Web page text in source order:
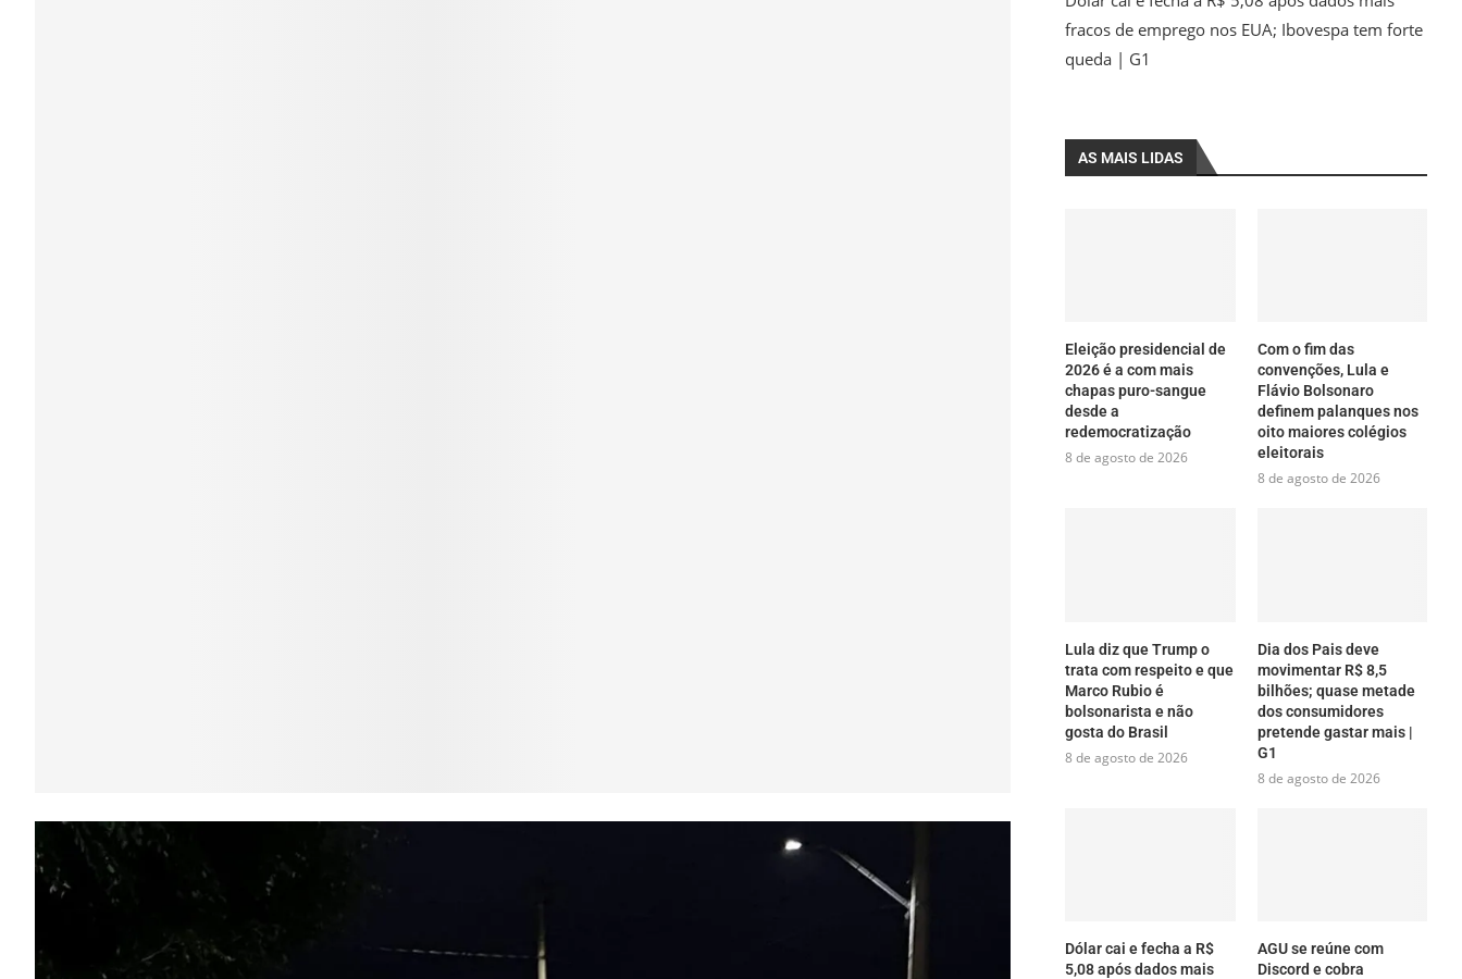
fracos de emprego nos EUA; Ibovespa tem forte
queda | G1
AS MAIS LIDAS
Eleição presidencial de
2026 é a com mais
chapas puro-sangue
desde a
redemocratização
8 de agosto de 2026
Com o fim das
convenções, Lula e
Flávio Bolsonaro
definem palanques nos
oito maiores colégios
eleitorais
8 de agosto de 2026
Lula diz que Trump o
trata com respeito e que
Marco Rubio é
bolsonarista e não
gosta do Brasil
8 de agosto de 2026
Dia dos Pais deve
movimentar R$ 8,5
bilhões; quase metade
dos consumidores
pretende gastar mais |
G1
8 de agosto de 2026
Dólar cai e fecha a R$
5,08 após dados mais
AGU se reúne com
Discord e cobra